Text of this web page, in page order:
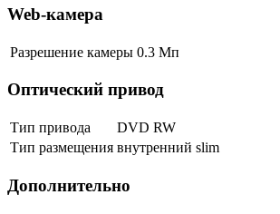
Web-камера
Разрешение камеры 0.3 Мп
Оптический привод
Тип привода
DVD RW
Тип размещения внутренний slim
Дополнительно